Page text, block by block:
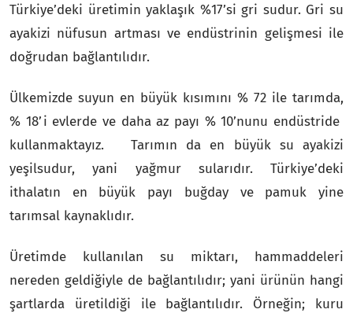
Türkiye’deki üretimin yaklaşık %17’si gri sudur. Gri su
ayakizi nüfusun artması ve endüstrinin gelişmesi ile
doğrudan bağlantılıdır.
Ülkemizde suyun en büyük kısımını % 72 ile tarımda,
% 18’i evlerde ve daha az payı % 10’nunu endüstride
kullanmaktayız. Tarımın da en büyük su ayakizi
yeşilsudur, yani yağmur sularıdır. Türkiye’deki
ithalatın en büyük payı buğday ve pamuk yine
tarımsal kaynaklıdır.
Üretimde kullanılan su miktarı, hammaddeleri
nereden geldiğiyle de bağlantılıdır; yani ürünün hangi
şartlarda üretildiği ile bağlantılıdır. Örneğin; kuru